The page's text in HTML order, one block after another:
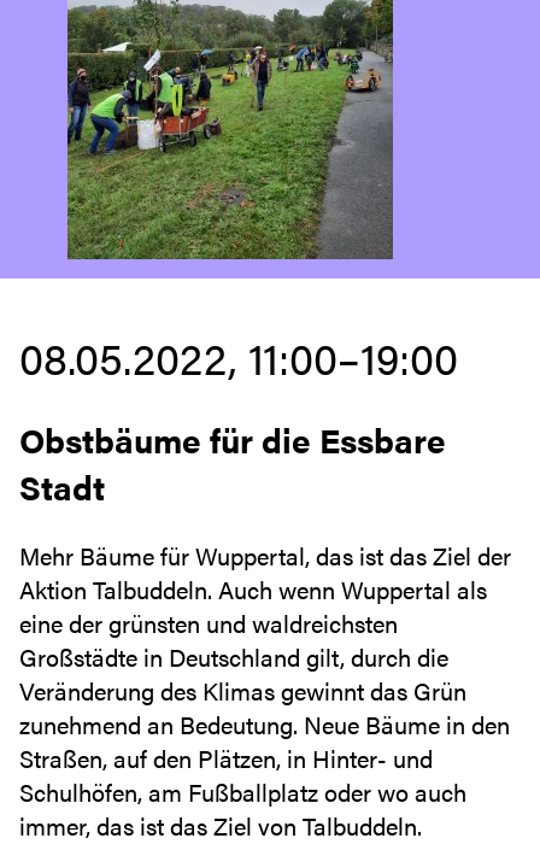
08.05.2022, 11:00–19:00
Obstbäume für die Essbare
Stadt
Mehr Bäume für Wuppertal, das ist das Ziel der
Aktion Talbuddeln. Auch wenn Wuppertal als
eine der grünsten und waldreichsten
Großstädte in Deutschland gilt, durch die
Veränderung des Klimas gewinnt das Grün
zunehmend an Bedeutung. Neue Bäume in den
Straßen, auf den Plätzen, in Hinter- und
Schulhöfen, am Fußballplatz oder wo auch
immer, das ist das Ziel von Talbuddeln.